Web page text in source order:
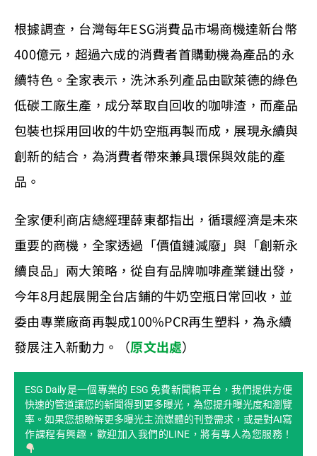
根據調查，台灣每年ESG消費品市場商機達新台幣
400億元，超過六成的消費者首購動機為產品的永
續特色。全家表示，洗沐系列產品由歐萊德的綠色
低碳工廠生產，成分萃取自回收的咖啡渣，而產品
包裝也採用回收的牛奶空瓶再製而成，展現永續與
創新的結合，為消費者帶來兼具環保與效能的產
品。
全家便利商店總經理薛東都指出，循環經濟是未來
重要的商機，全家透過「價值鏈減廢」與「創新永
續良品」兩大策略，從自有品牌咖啡產業鏈出發，
今年8月起展開全台店鋪的牛奶空瓶日常回收，並
委由專業廠商再製成100%PCR再生塑料，為永續
發展注入新動力。（原文出處）
ESG Daily是一個專業的 ESG 免費新聞稿平台，我們提供方便
快速的管道讓您的新聞得到更多曝光，為您提升曝光度和瀏覽
率。如果您想瞭解更多曝光主流媒體的刊登需求，或是對AI寫
作課程有興趣，歡迎加入我們的LINE，將有專人為您服務！